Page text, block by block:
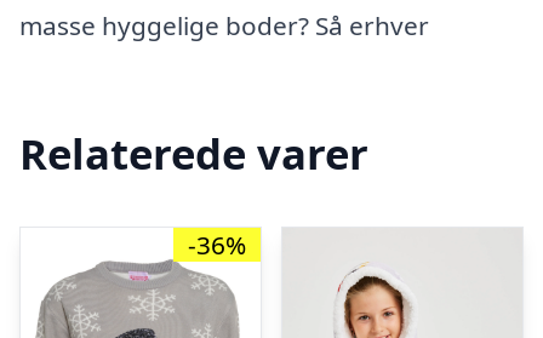
masse hyggelige boder? Så erhver
Relaterede varer
-36%